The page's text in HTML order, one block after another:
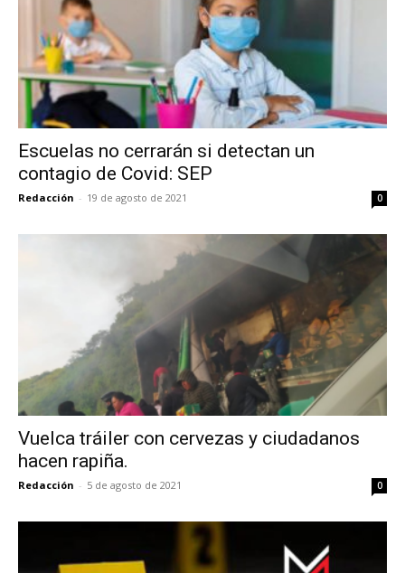
Escuelas no cerrarán si detectan un
contagio de Covid: SEP
Redacción - 19 de agosto de 2021 0
Vuelca tráiler con cervezas y ciudadanos
hacen rapiña.
Redacción - 5 de agosto de 2021 0